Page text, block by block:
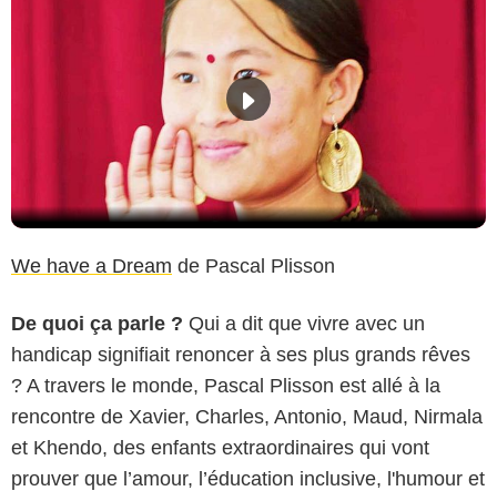
We have a Dream de Pascal Plisson
De quoi ça parle ? Qui a dit que vivre avec un
handicap signifiait renoncer à ses plus grands rêves
? A travers le monde, Pascal Plisson est allé à la
rencontre de Xavier, Charles, Antonio, Maud, Nirmala
et Khendo, des enfants extraordinaires qui vont
prouver que l’amour, l’éducation inclusive, l'humour et